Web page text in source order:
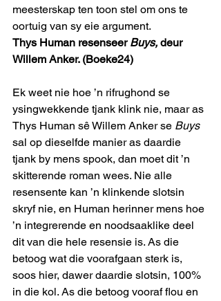
meesterskap ten toon stel om ons te
oortuig van sy eie argument.
Thys Human resenseer Buys, deur
Willem Anker. (Boeke24)
Ek weet nie hoe ’n rifrughond se
ysingwekkende tjank klink nie, maar as
Thys Human sê Willem Anker se Buys
sal op dieselfde manier as daardie
tjank by mens spook, dan moet dit ’n
skitterende roman wees. Nie alle
resensente kan ’n klinkende slotsin
skryf nie, en Human herinner mens hoe
’n integrerende en noodsaaklike deel
dit van die hele resensie is. As die
betoog wat die voorafgaan sterk is,
soos hier, dawer daardie slotsin, 100%
in die kol. As die betoog vooraf flou en